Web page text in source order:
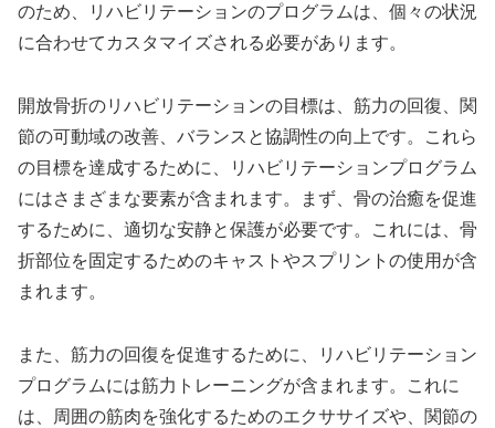
のため、リハビリテーションのプログラムは、個々の状況
に合わせてカスタマイズされる必要があります。
開放骨折のリハビリテーションの目標は、筋力の回復、関
節の可動域の改善、バランスと協調性の向上です。これら
の目標を達成するために、リハビリテーションプログラム
にはさまざまな要素が含まれます。まず、骨の治癒を促進
するために、適切な安静と保護が必要です。これには、骨
折部位を固定するためのキャストやスプリントの使用が含
まれます。
また、筋力の回復を促進するために、リハビリテーション
プログラムには筋力トレーニングが含まれます。これに
は、周囲の筋肉を強化するためのエクササイズや、関節の